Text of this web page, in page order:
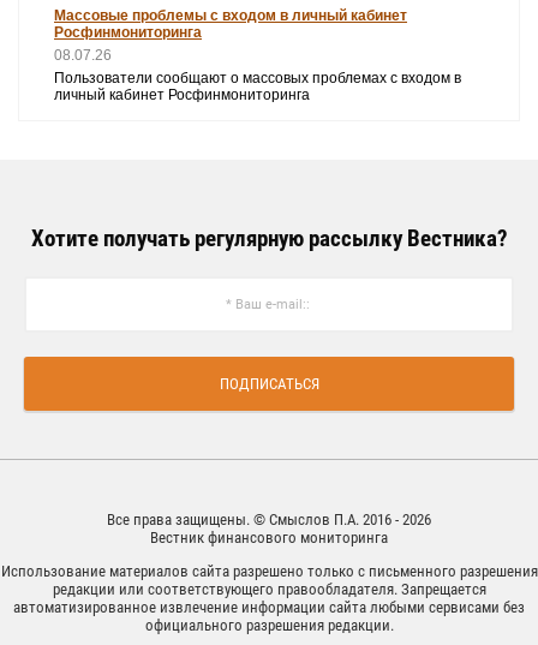
Массовые проблемы с входом в личный кабинет
Росфинмониторинга
08.07.26
Пользователи сообщают о массовых проблемах с входом в
личный кабинет Росфинмониторинга
Хотите получать регулярную рассылку Вестника?
ПОДПИСАТЬСЯ
Все права защищены. © Смыслов П.А. 2016 - 2026
Вестник финансового мониторинга
Использование материалов сайта разрешено только с письменного разрешения
редакции или соответствующего правообладателя. Запрещается
автоматизированное извлечение информации сайта любыми сервисами без
официального разрешения редакции.